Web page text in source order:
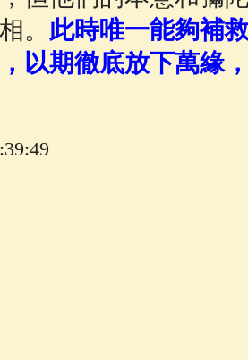
。 此時唯一能夠補
以期徹底放下萬緣